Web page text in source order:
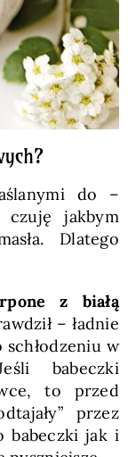
do –
czuję jakbym
Dlatego
z białą
– ładnie
schłodzeniu w
babeczki
to przed
przez
babeczki jak i